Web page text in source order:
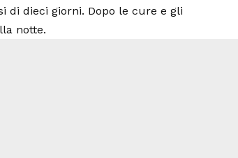
di dieci giorni. Dopo le cure e gli
notte.